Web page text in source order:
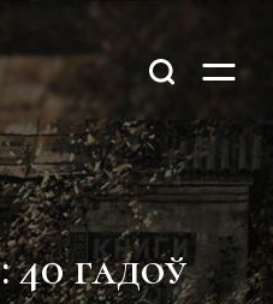
гадоў